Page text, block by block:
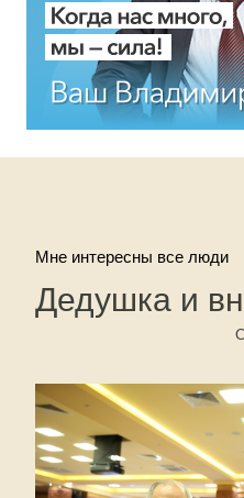
Мне интересны все люди
Дедушка и